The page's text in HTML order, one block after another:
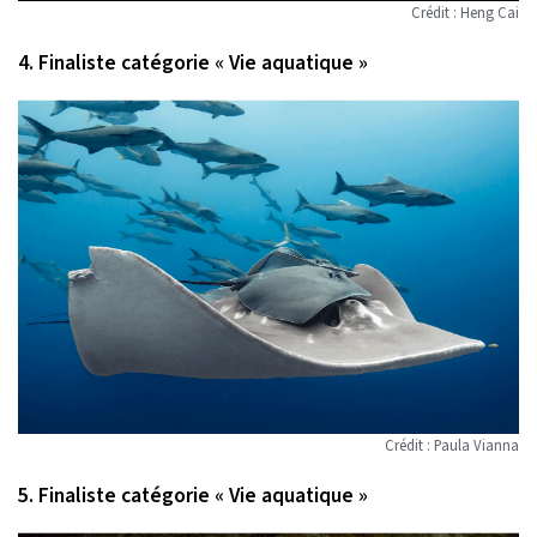
Crédit : Heng Cai
4. Finaliste catégorie « Vie aquatique »
Crédit : Paula Vianna
5. Finaliste catégorie « Vie aquatique »